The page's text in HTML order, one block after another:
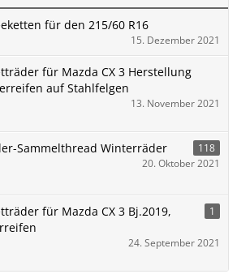
für den 215/60 R16
15. Dezember 2021
für Mazda CX 3 Herstellung
auf Stahlfelgen
13. November 2021
Sammelthread Winterräder 118
20. Oktober 2021
für Mazda CX 3 Bj.2019,
1
24. September 2021